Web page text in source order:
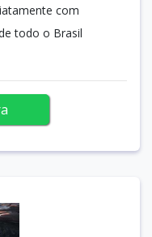
com
todo o Brasil